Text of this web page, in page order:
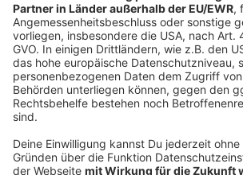
Wir verwenden einen
Drittanbieters, um
einzubetten. Dieser
Daten zu Ihren
sammeln. Bitte lesen
Video anzusehen.